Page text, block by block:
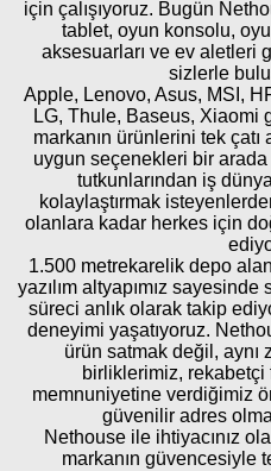
için çalışıyoruz. Bugün
tablet, oyun konsolu,
aksesuarları ve ev aletleri
sizlerle
Apple, Lenovo, Asus, MSI,
LG, Thule, Baseus, Xiaomi
markanın ürünlerini tek
uygun seçenekleri bir arada
tutkunlarından iş
kolaylaştırmak
olanlara kadar herkes için
1.500 metrekarelik depo
yazılım altyapımız
süreci anlık olarak takip
deneyimi yaşatıyoruz.
ürün satmak değil, aynı
birliklerimiz, rekabetçi
memnuniyetine verdiğimiz
güvenilir adres
Nethouse ile ihtiyacınız
markanın güvencesiyle